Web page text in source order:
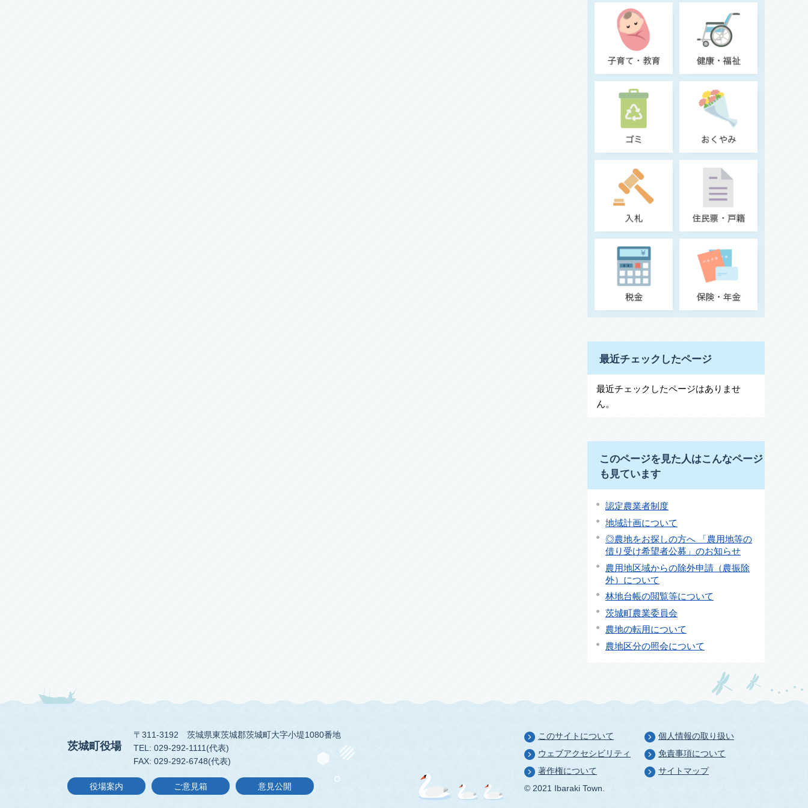
最近チェックしたページ
最近チェックしたページはありませ
ん。
このページを見た人はこんなページ
も見ています
認定農業者制度
地域計画について
◎農地をお探しの方へ 「農用地等の
借り受け希望者公募」のお知らせ
農用地区域からの除外申請（農振除
外）について
林地台帳の閲覧等について
茨城町農業委員会
農地の転用について
農地区分の照会について
茨城町役場
〒311-3192
茨城県東茨城郡茨城町大字小堤1080番地
TEL: 029-292-1111(代表)
FAX: 029-292-6748(代表)
役場案内 ご意見箱 意見公開
このサイトについて
個人情報の取り扱い
ウェブアクセシビリティ
免責事項について
著作権について
サイトマップ
© 2021 Ibaraki Town.